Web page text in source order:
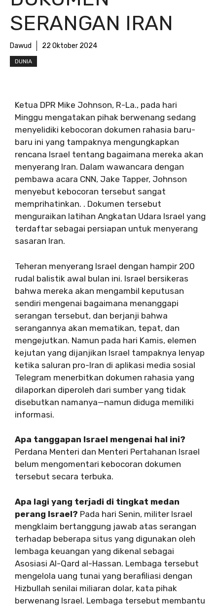
SERANGAN IRAN
Dawud 22 Oktober 2024
DUNIA
Ketua DPR Mike Johnson, R-La., pada hari
Minggu mengatakan pihak berwenang sedang
menyelidiki kebocoran dokumen rahasia baru-
baru ini yang tampaknya mengungkapkan
rencana Israel tentang bagaimana mereka akan
menyerang Iran. Dalam wawancara dengan
pembawa acara CNN, Jake Tapper, Johnson
menyebut kebocoran tersebut sangat
memprihatinkan. . Dokumen tersebut
menguraikan latihan Angkatan Udara Israel yang
terdaftar sebagai persiapan untuk menyerang
sasaran Iran.
Teheran menyerang Israel dengan hampir 200
rudal balistik awal bulan ini. Israel bersikeras
bahwa mereka akan mengambil keputusan
sendiri mengenai bagaimana menanggapi
serangan tersebut, dan berjanji bahwa
serangannya akan mematikan, tepat, dan
mengejutkan. Namun pada hari Kamis, elemen
kejutan yang dijanjikan Israel tampaknya lenyap
ketika saluran pro-Iran di aplikasi media sosial
Telegram menerbitkan dokumen rahasia yang
dilaporkan diperoleh dari sumber yang tidak
disebutkan namanya—namun diduga memiliki
informasi.
Apa tanggapan Israel mengenai hal ini?
Perdana Menteri dan Menteri Pertahanan Israel
belum mengomentari kebocoran dokumen
tersebut secara terbuka.
Apa lagi yang terjadi di tingkat medan
perang Israel? Pada hari Senin, militer Israel
mengklaim bertanggung jawab atas serangan
terhadap beberapa situs yang digunakan oleh
lembaga keuangan yang dikenal sebagai
Asosiasi Al-Qard al-Hassan. Lembaga tersebut
mengelola uang tunai yang berafiliasi dengan
Hizbullah senilai miliaran dolar, kata pihak
berwenang Israel. Lembaga tersebut membantu